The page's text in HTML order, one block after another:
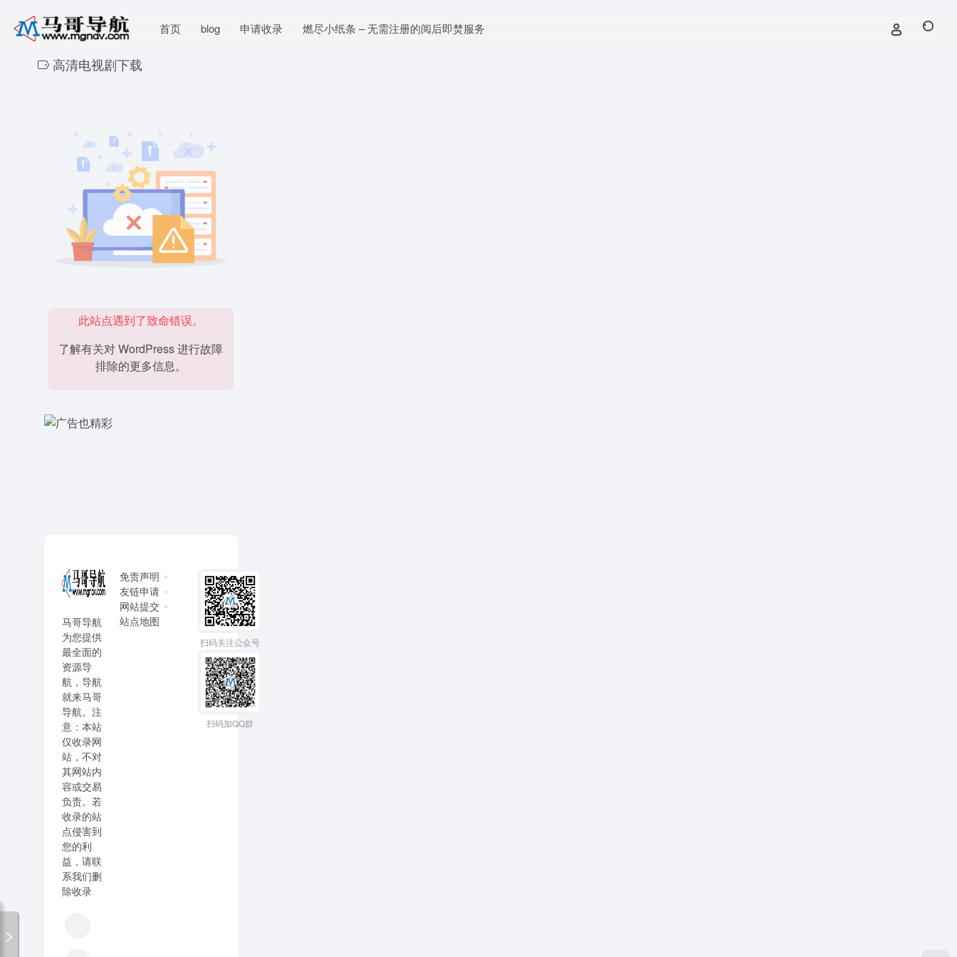
首页 blog 申请收录 燃尽小纸条 – 无需注册的阅后即焚服务
高清电视剧下载
此站点遇到了致命错误。
了解有关对 WordPress 进行故障
排除的更多信息。
马哥导航
为您提供
最全面的
资源导
航，导航
就来马哥
导航。注
意：本站
仅收录网
站，不对
其网站内
容或交易
负责。若
收录的站
点侵害到
您的利
益，请联
系我们删
除收录
免责声明
友链申请
网站提交
站点地图
扫码关注公众号
扫码加QQ群